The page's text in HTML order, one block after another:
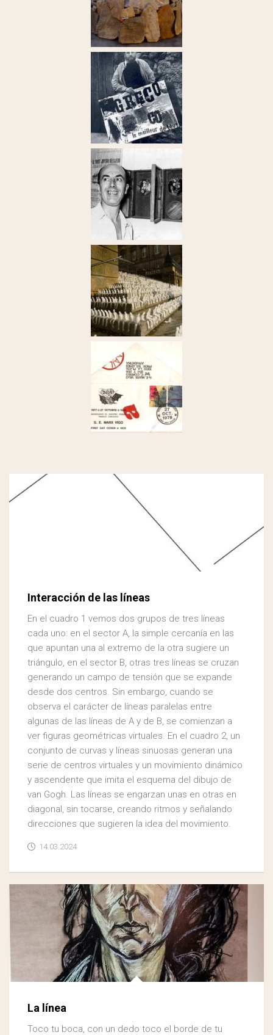
Interacción de las líneas
En el cuadro 1 vemos dos grupos de tres líneas
cada uno: en el sector A, la simple cercanía en las
que apuntan una al extremo de la otra sugiere un
triángulo, en el sector B, otras tres líneas se cruzan
generando un campo de tensión que se expande
desde dos centros. Sin embargo, cuando se
observa el carácter de líneas paralelas entre
algunas de las líneas de A y de B, se comienzan a
ver figuras geométricas virtuales. En el cuadro 2, un
conjunto de curvas y líneas sinuosas generan una
serie de centros virtuales y un movimiento dinámico
y ascendente que imita el esquema del dibujo de
van Gogh. Las líneas se engarzan unas en otras en
diagonal, sin tocarse, creando ritmos y señalando
direcciones que sugieren la idea del movimiento.
14.03.2024
La línea
Toco tu boca, con un dedo toco el borde de tu